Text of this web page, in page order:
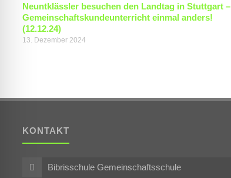
Neuntklässler besuchen den Landtag in Stuttgart –
Gemeinschaftskundeunterricht einmal anders!
(12.12.24)
13. Dezember 2024
KONTAKT
Bibrisschule Gemeinschaftsschule